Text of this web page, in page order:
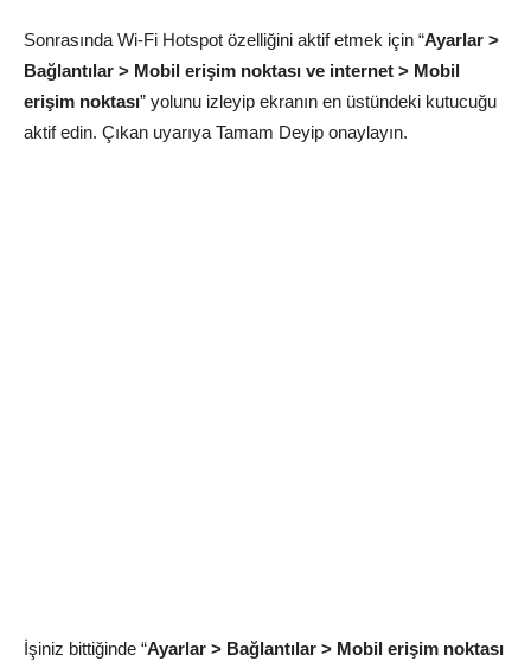
Sonrasında Wi-Fi Hotspot özelliğini aktif etmek için “Ayarlar >
Bağlantılar > Mobil erişim noktası ve internet > Mobil
erişim noktası” yolunu izleyip ekranın en üstündeki kutucuğu
aktif edin. Çıkan uyarıya Tamam Deyip onaylayın.
İşiniz bittiğinde “Ayarlar > Bağlantılar > Mobil erişim noktası